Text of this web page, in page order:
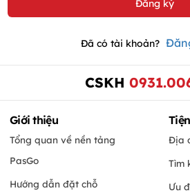
Đã có tài khoản?
CSKH
Giới thiệu
Tổng quan về nền tảng
PasGo
Hướng dẫn đặt chỗ
Địa
Tìm
Ưu